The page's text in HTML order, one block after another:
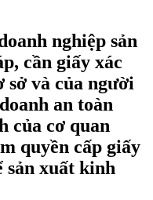
nghiệp sản
cần giấy xác
sở và của người
an toàn
của cơ quan
quyền cấp giấy
sản xuất kinh